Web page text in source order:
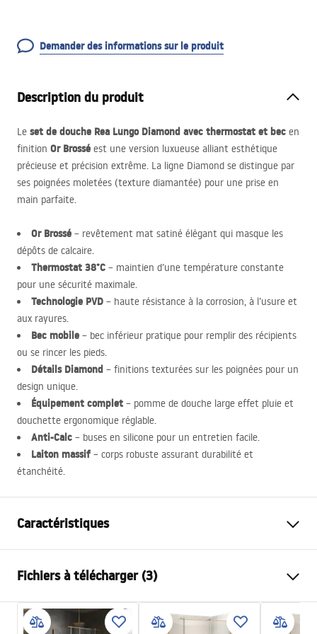
Demander des informations sur le produit
Description du produit
Le set de douche Rea Lungo Diamond avec thermostat et bec en
finition Or Brossé est une version luxueuse alliant esthétique
précieuse et précision extrême. La ligne Diamond se distingue par
ses poignées moletées (texture diamantée) pour une prise en
main parfaite.
Or Brossé – revêtement mat satiné élégant qui masque les
dépôts de calcaire.
Thermostat 38°C – maintien d’une température constante
pour une sécurité maximale.
Technologie PVD – haute résistance à la corrosion, à l’usure et
aux rayures.
Bec mobile – bec inférieur pratique pour remplir des récipients
ou se rincer les pieds.
Détails Diamond – finitions texturées sur les poignées pour un
design unique.
Équipement complet – pomme de douche large effet pluie et
douchette ergonomique réglable.
Anti-Calc – buses en silicone pour un entretien facile.
Laiton massif – corps robuste assurant durabilité et
étanchéité.
Caractéristiques
Matériel
Type de robinet
Thermostatique
Méthode de montage
En surface
Fichiers à télécharger (3)
Informacije o bezbednosti